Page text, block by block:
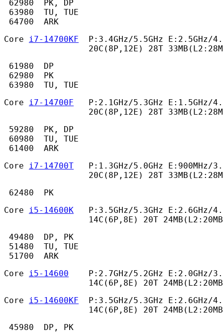
62980  PK, DP
63980  TU, TUE
64700  ARK
Core i7-14700KF
P:3.4GHz/5.5GHz E:2.5GHz/
20C(8P,12E) 28T
61980  DP
62980  PK
63980  TU, TUE
Core i7-14700F
P:2.1GHz/5.3GHz E:1.5GHz/
20C(8P,12E) 28T
59280  PK, DP
60980  TU, TUE
61400  ARK
Core i7-14700T
P:1.3GHz/5.0GHz E:900MHz/
20C(8P,12E) 28T
62480  PK
Core i5-14600K
P:3.5GHz/5.3GHz E:2.6GHz/
14C(6P,8E) 20T
49480  DP, PK
51480  TU, TUE
51700  ARK
Core i5-14600
P:2.7GHz/5.2GHz E:2.0GHz/
14C(6P,8E) 20T
Core i5-14600KF
P:3.5GHz/5.3GHz E:2.6GHz/
14C(6P,8E) 20T
45980  DP, PK